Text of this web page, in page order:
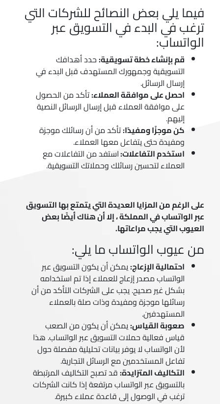
فيما يلي بعض النصائح للشركات التي
ترغب في البدء في التسويق عبر
الواتساب:
قم بإنشاء خطة تسويقية:حدد أهدافك
التسويقية وجمهورك المستهدف قبل البدء في
إرسال الرسائل.
احصل على موافقة العملاء:تأكد من الحصول
على موافقة العملاء قبل إرسال الرسائل النصية
إليهم.
كن موجزًا ومفيدًا:تأكد من أن رسائلك موجزة
ومفيدة حتى يتفاعل معها العملاء.
استخدم التفاعلات:استفد من التفاعلات مع
العملاء لتحسين رسائلك وحملاتك التسويقية.
على الرغم من المزايا العديدة التي يتمتع بها التسويق
عبر الواتساب في المملكة ، إلا أن هناك أيضًا بعض
العيوب التي يجب مراعاتها.
من عيوب الواتساب ما يلي:
احتمالية الإزعاج:يمكن أن يكون التسويق عبر
الواتساب مصدر إزعاج للعملاء إذا تم استخدامه
بشكل غير صحيح. يجب على الشركات التأكد من أن
رسائلها موجزة ومفيدة وذات صلة بالعملاء
المستهدفين.
صعوبة القياس:يمكن أن يكون من الصعب
قياس فعالية حملات التسويق عبر الواتساب. هذا
لأن الواتساب لا يوفر بيانات تحليلية مفصلة حول
تفاعل المستخدمين مع الرسائل التجارية.
التكاليف المتزايدة:قد تصبح التكاليف المرتبطة
بالتسويق عبر الواتساب مرتفعة إذا كانت الشركات
ترغب في الوصول إلى قاعدة عملاء كبيرة.